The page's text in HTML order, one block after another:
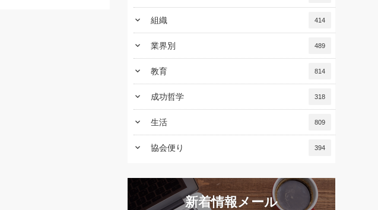
keyboard_arrow_down 組織 414
keyboard_arrow_down 業界別 489
keyboard_arrow_down 教育 814
keyboard_arrow_down 成功哲学 318
keyboard_arrow_down 生活 809
keyboard_arrow_down 協会便り 394
新着情報メール